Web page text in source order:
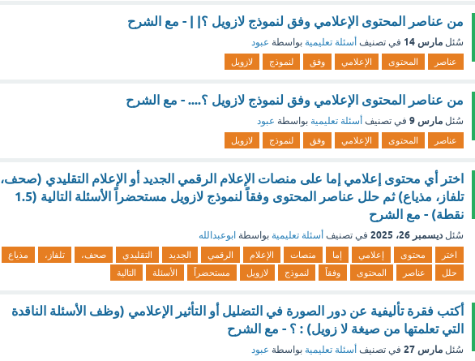
من عناصر المحتوى الإعلامي وفق لنموذج لازويل ؟| | - مع الشرح
سُئل مارس 14 في تصنيف أسئلة تعليمية بواسطة عبود
عناصر المحتوى الإعلامي وفق لنموذج لازويل
من عناصر المحتوى الإعلامي وفق لنموذج لازويل ؟.... - مع الشرح
سُئل مارس 9 في تصنيف أسئلة تعليمية بواسطة عبود
عناصر المحتوى الإعلامي وفق لنموذج لازويل
اختر أي محتوى إعلامي إما على منصات الإعلام الرقمي الجديد أو الإعلام التقليدي (صحف،
تلفاز، مذياع) ثم حلل عناصر المحتوى وفقاً لنموذج لازويل مستحضراً الأسئلة التالية (1.5
نقطة) - مع الشرح
سُئل ديسمبر 26، 2025 في تصنيف أسئلة تعليمية بواسطة ابوعبدالله
اختر محتوى إعلامي إما منصات الإعلام الرقمي الجديد التقليدي صحف، تلفاز،
مذياع
حلل
عناصر المحتوى وفقاً لنموذج لازويل مستحضراً الأسئلة التالية
أكتب فقرة تأليفية عن دور الصورة في التضليل أو التأثير الإعلامي (وظف الأسئلة الناقدة
التي تعلمتها من صيغة لا زويل) : ؟ - مع الشرح
سُئل مارس 27 في تصنيف أسئلة تعليمية بواسطة عبود